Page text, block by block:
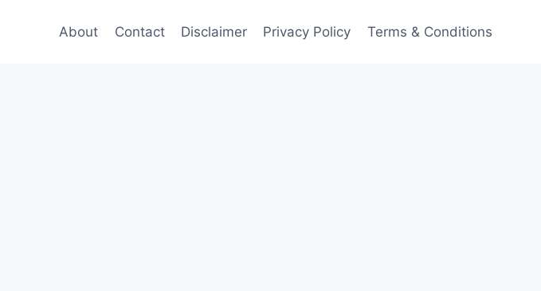
About Contact Disclaimer Privacy Policy Terms & Conditions